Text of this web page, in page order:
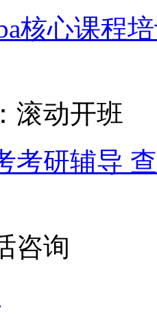
核心课程
滚动开班
考研辅导
咨询